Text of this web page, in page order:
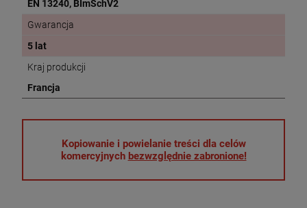
EN 13240, BImSchV2
Gwarancja
5 lat
Kraj produkcji
Francja
Kopiowanie i powielanie treści dla celów
komercyjnych bezwzględnie zabronione!